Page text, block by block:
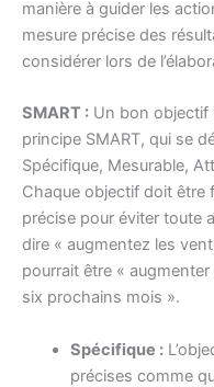
manière à guider les
mesure précise des
considérer lors de
SMART : Un bon objectif
principe SMART, qui se
Spécifique, Mesurable,
Chaque objectif doit être
précise pour éviter toute
dire « augmentez les
pourrait être «
six prochains mois ».
Spécifique :
précises comme